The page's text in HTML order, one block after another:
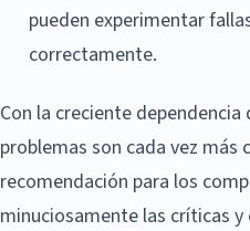
pueden experimentar
correctamente.
Con la creciente
problemas son cada vez más
recomendación para los
minuciosamente las críticas